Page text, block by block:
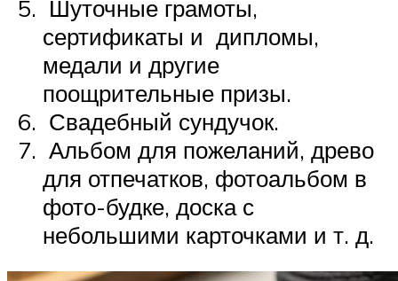
Шуточные грамоты,
сертификаты и дипломы,
медали и другие
поощрительные призы.
Свадебный сундучок.
Альбом для пожеланий, древо
для отпечатков, фотоальбом в
фото-будке, доска с
небольшими карточками и т. д.